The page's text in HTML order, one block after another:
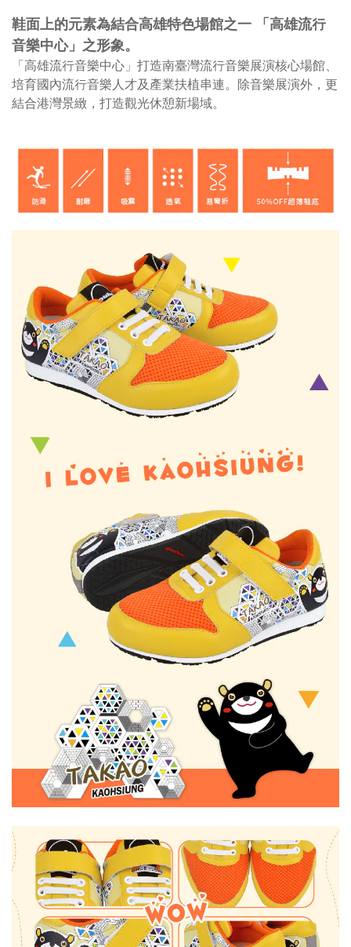
鞋面上的元素為結合高雄特色場館之一
「高雄流行
音樂中心」之形象。
「高雄流行音樂中心」 打造南臺灣流行⾳樂展演核心場館、
培育國內流行⾳樂⼈才及產業扶植串連。除音樂展演外，更
結合港灣景緻，打造觀光休憩新場域。